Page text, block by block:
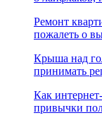
Ремонт
пожалеть о
Крыша над
принимать
Как
привычки